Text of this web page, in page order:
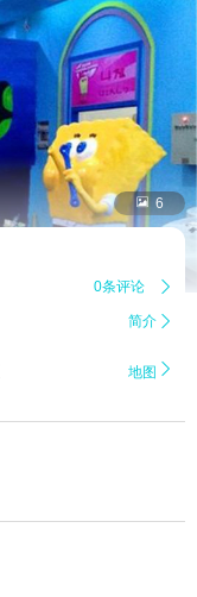
 6
0条评论 
简介 
地图 